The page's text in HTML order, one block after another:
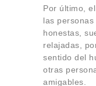
Por último,
las
honestas,
relajadas,
sentido del
otras
amigables.